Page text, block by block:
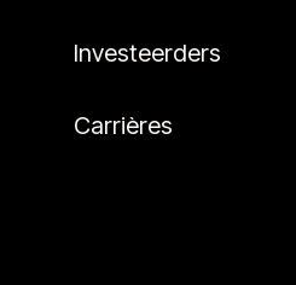
Investeerders
Carrières